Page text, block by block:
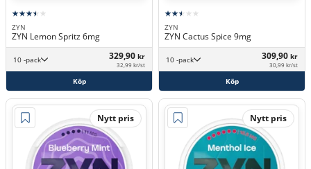
ZYN
ZYN Lemon Spritz 6mg
10 -pack 329,90 kr
32,99 kr/st
Köp
ZYN
ZYN Cactus Spice 9mg
10 -pack 309,90 kr
30,99 kr/st
Köp
Nytt pris Nytt pris